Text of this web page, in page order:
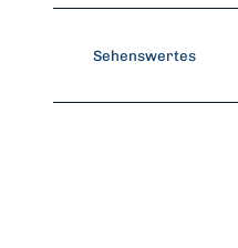
Sehenswertes